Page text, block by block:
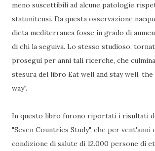
meno suscettibili ad alcune patologie
statunitensi. Da questa osservazione
dieta mediterranea fosse in grado di
di chi la seguiva. Lo stesso studioso,
proseguì per anni tali ricerche, che
stesura del libro Eat well and stay well,
way".
In questo libro furono riportati i risultati
"Seven Countries Study", che per
condizione di salute di 12.000 persone di